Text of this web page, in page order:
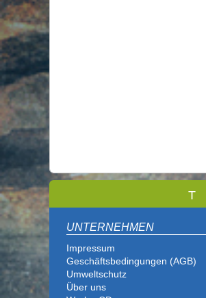
T
UNTERNEHMEN
Impressum
Geschäftsbedingungen (AGB)
Umweltschutz
Über uns